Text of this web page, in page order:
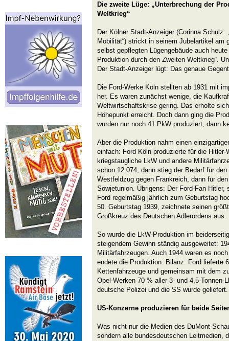
Die zweite Lüge: „Unterbrechung der
Weltkrieg“
Der Kölner Stadt-Anzeiger (Corinna Schulz:
Mobilität“) strickt in seinem Jubelartikel am
selbst gepflegten Lügengebäude auch
Produktion durch den Zweiten Weltkrieg“.
Der Stadt-Anzeiger lügt: Das genaue
Die Ford-Werke Köln stellten ab 1931 mit
her. Es waren zunächst wenige, die
Weltwirtschaftskrise gering. Das erholte
Höhepunkt erreicht. Doch dann ging die
wurden nur noch 41 PkW produziert, dann
Aber die Produktion nahm einen
einfach: Ford Köln produzierte für die Hitler-
kriegstaugliche LkW und andere
schon 12.074, dann stieg der Bedarf für
Westfeldzug gegen Frankreich, dann für
Sowjetunion. Übrigens: Der Ford-Fan
Ford regelmäßig jährlich zum Geburtstag
50. Geburtstag 1939, zeichnete seinen
Großkreuz des Deutschen Adlerordens aus.
So wurde die LkW-Produktion im
steigendem Gewinn ständig ausgeweitet:
Militärfahrzeugen. Auch 1944 waren es
endete die Produktion. Bilanz: Ford lieferte
Kettenfahrzeuge und gemeinsam mit dem
Opel-Werken 70 % aller 3- und 4,5-Tonnen-
deutsche Polizei und die SS wurde
US-Konzerne produzieren für beide
Was nicht nur die Medien des DuMont-
sondern alle bundesdeutschen Leitmedien,